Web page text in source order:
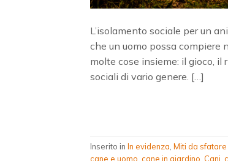
L’isolamento sociale per un
che un uomo possa compiere
molte cose insieme: il gioco, il
sociali di vario genere. […]
Inserito in In evidenza Miti da sfatare
cane e uomo cane in giardino Cani